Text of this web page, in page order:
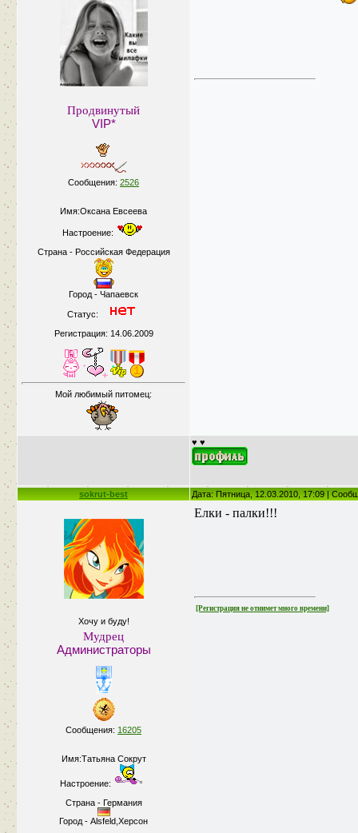
Продвинутый
VIP*
Сообщения: 2526
Имя:Оксана Евсеева
Настроение:
Страна - Российская Федерация
Город - Чапаевск
Статус:
Регистрация: 14.06.2009
Мой любимый питомец:
♥ ♥
sokrut-best Дата: Пятница, 12.03.2010, 17:09 |
Хочу и буду!
Мудрец
Администраторы
Сообщения: 16205
Имя:Татьяна Сокрут
Настроение:
Страна - Германия
Город - Alsfeld,Херсон
Елки - палки!!!
[Регистрация не отнимет много времени]